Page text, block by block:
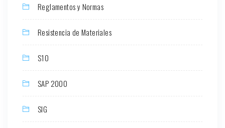
Reglamentos y Normas
Resistencia de Materiales
S10
SAP 2000
SIG